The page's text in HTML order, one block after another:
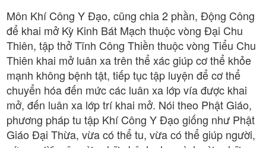
Môn Khí Công Y Đạo, cũng chia 2 phần, Động Công
để khai mở Kỳ Kinh Bát Mạch thuộc vòng Đại Chu
Thiên, tập thở Tĩnh Công Thiền thuộc vòng Tiểu Chu
Thiên khai mở luân xa trên thể xác giúp cơ thể khỏe
mạnh không bệnh tật, tiếp tục tập luyện để cơ thể
chuyển hóa đến mức các luân xa lớp vía được khai
mở, đến luân xa lớp trí khai mở. Nói theo Phật Giáo,
phương pháp tu tập Khí Công Y Đạo giống như Phật
Giáo Đại Thừa, vừa có thể tu, vừa có thể giúp người,